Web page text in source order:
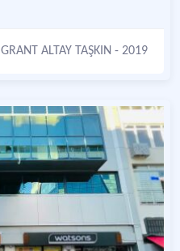
GRANT ALTAY TAŞKIN - 2019